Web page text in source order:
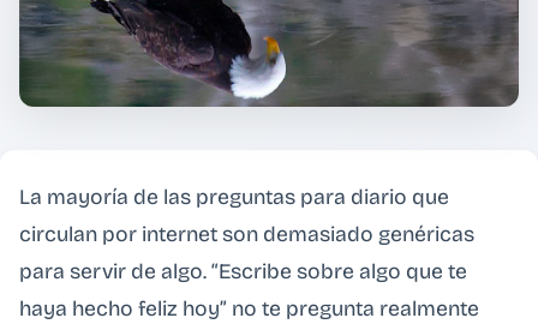
La mayoría de las preguntas para diario que
circulan por internet son demasiado genéricas
para servir de algo. “Escribe sobre algo que te
haya hecho feliz hoy” no te pregunta realmente